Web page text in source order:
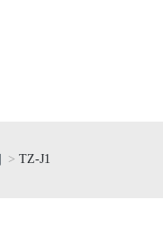
TZ-J1